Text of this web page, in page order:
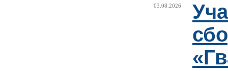
03.08.2026